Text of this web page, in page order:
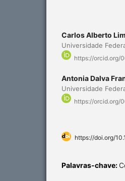
Carlos Alberto
Universidade
https://
Antonia Dalva
Universidade
https://orcid.org/
https://doi.org/
Palavras-chave: